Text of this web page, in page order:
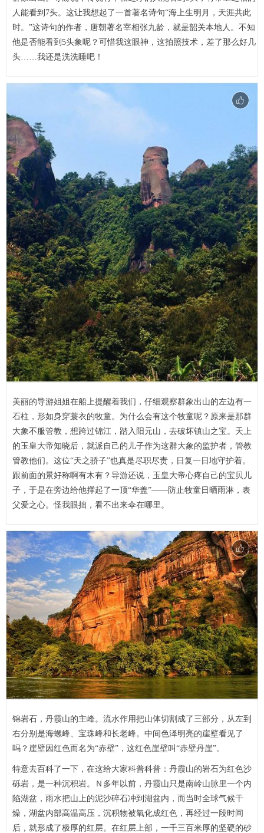
人能看到7头。这让我想起了一首著名诗句“海上生明月，天涯共此
时。”这诗句的作者，唐朝著名宰相张九龄，就是韶关本地人。不知
他是否能看到5头象呢？可惜我这眼神，这拍照技术，差了那么好几
头……我还是洗洗睡吧！
美丽的导游姐姐在船上提醒着我们，仔细观察群象出山的左边有一
石柱，形如身穿蓑衣的牧童。为什么会有这个牧童呢？原来是那群
大象不服管教，想跨过锦江，踏入阳元山，去破坏镇山之宝。天上
的玉皇大帝知晓后，就派自己的儿子作为这群大象的监护者，管教
管教他们。这位“天之骄子”也真是尽职尽责，日复一日地守护着。
跟前面的景好称啊有木有？导游还说，玉皇大帝心疼自己的宝贝儿
子，于是在旁边给他撑起了一顶“华盖”——防止牧童日晒雨淋，表
父爱之心。怪我眼拙，看不出来伞在哪里。
锦岩石，丹霞山的主峰。流水作用把山体切割成了三部分，从左到
右分别是海螺峰、宝珠峰和长老峰。中间色泽明亮的崖壁看见了
吗？崖壁因红色而名为“赤壁”，这红色崖壁叫“赤壁丹崖”。
特意去百科了一下，在这给大家科普科普：丹霞山的岩石为红色沙
砾岩，是一种沉积岩。Ｎ多年以前，丹霞山只是南岭山脉里一个内
陷湖盆，雨水把山上的泥沙碎石冲到湖盆内，而当时全球气候干
燥，湖盆内部高温高压，沉积物被氧化成红色，再经过一段时间
后，就形成了极厚的红层。在红层上部，一千三百米厚的坚硬的砂